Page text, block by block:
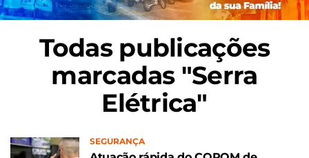
Todas publicações
marcadas "Serra
Elétrica"
SEGURANÇA